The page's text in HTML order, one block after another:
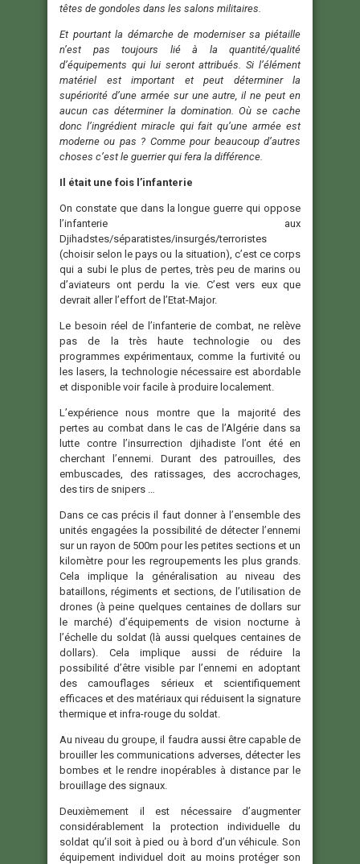
têtes de gondoles dans les salons militaires.
Et pourtant la démarche de moderniser sa piétaille
n’est pas toujours lié à la quantité/qualité
d’équipements qui lui seront attribués. Si l’élément
matériel est important et peut déterminer la
supériorité d’une armée sur une autre, il ne peut en
aucun cas déterminer la domination. Où se cache
donc l’ingrédient miracle qui fait qu’une armée est
moderne ou pas ? Comme pour beaucoup d’autres
choses c’est le guerrier qui fera la différence.
Il était une fois l’infanterie
On constate que dans la longue guerre qui oppose
l’infanterie aux
Djihadstes/séparatistes/insurgés/terroristes
(choisir selon le pays ou la situation), c’est ce corps
qui a subi le plus de pertes, très peu de marins ou
d’aviateurs ont perdu la vie. C’est vers eux que
devrait aller l’effort de l’Etat-Major.
Le besoin réel de l’infanterie de combat, ne relève
pas de la très haute technologie ou des
programmes expérimentaux, comme la furtivité ou
les lasers, la technologie nécessaire est abordable
et disponible voir facile à produire localement.
L’expérience nous montre que la majorité des
pertes au combat dans le cas de l’Algérie dans sa
lutte contre l’insurrection djihadiste l’ont été en
cherchant l’ennemi. Durant des patrouilles, des
embuscades, des ratissages, des accrochages,
des tirs de snipers …
Dans ce cas précis il faut donner à l’ensemble des
unités engagées la possibilité de détecter l’ennemi
sur un rayon de 500m pour les petites sections et un
kilomètre pour les regroupements les plus grands.
Cela implique la généralisation au niveau des
bataillons, régiments et sections, de l’utilisation de
drones (à peine quelques centaines de dollars sur
le marché) d’équipements de vision nocturne à
l’échelle du soldat (là aussi quelques centaines de
dollars). Cela implique aussi de réduire la
possibilité d’être visible par l’ennemi en adoptant
des camouflages sérieux et scientifiquement
efficaces et des matériaux qui réduisent la signature
thermique et infra-rouge du soldat.
Au niveau du groupe, il faudra aussi être capable de
brouiller les communications adverses, détecter les
bombes et le rendre inopérables à distance par le
brouillage des signaux.
Deuxièmement il est nécessaire d’augmenter
considérablement la protection individuelle du
soldat qu’il soit à pied ou à bord d’un véhicule. Son
équipement individuel doit au moins protéger son